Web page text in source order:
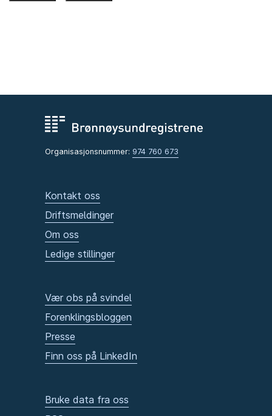
Organisasjonsnummer: 974 760 673
Kontakt oss
Driftsmeldinger
Om oss
Ledige stillinger
Vær obs på svindel
Forenklingsbloggen
Presse
Finn oss på LinkedIn
Bruke data fra oss